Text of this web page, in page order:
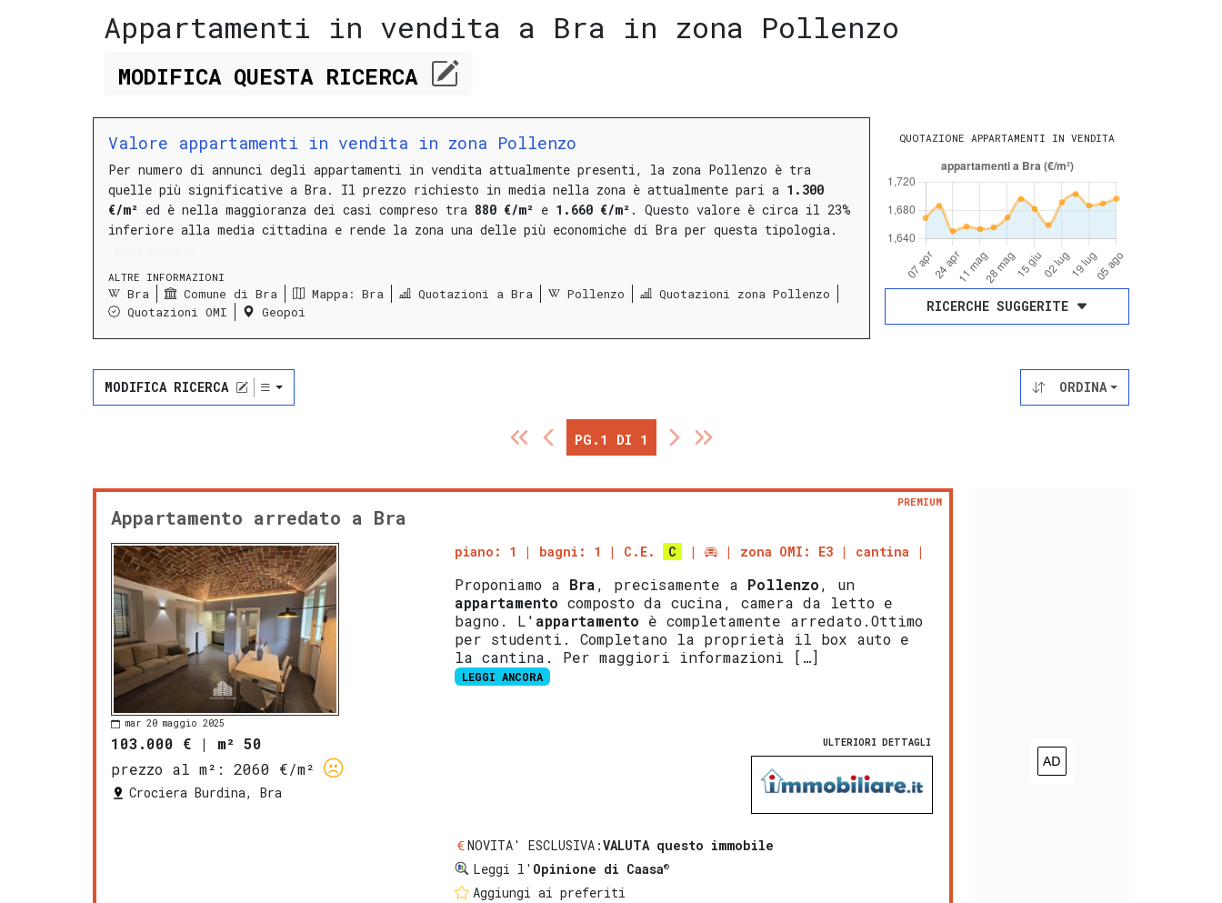
Appartamenti in vendita a Bra in zona Pollenzo
MODIFICA QUESTARICERCA
Valore appartamenti in vendita in zona Pollenzo
Per numero di annunci degli appartamenti in vendita attualmente presenti, la zona Pollenzo è tra
quelle più significative a Bra.
Il prezzo richiesto in media nella zona è attualmente pari a 1.300
€/m² ed è nella maggioranza dei casi compreso tra 880 €/m² e 1.660 €/m² . Questo valore è circa il 23%
inferiore alla media cittadina e rende la zona una delle più economiche di Bra per questa tipologia.
ALTRE INFORMAZIONI
Bra Comune di Bra Mappa: Bra Quotazioni a Bra Pollenzo
Quotazioni zona Pollenzo
Quotazioni OMI
Geopoi
QUOTAZIONE APPARTAMENTI IN VENDITA
RICERCHE SUGGERITE
MODIFICA RICERCA ORDINA
PG.1 DI 1
Appartamento arredato a Bra
PREMIUM
mar 20 maggio 2025
103.000 € | m² 50
prezzo al m²:
2060 €/m²
Crociera Burdina, Bra
piano: 1 bagni: 1 C.E. C zona OMI: E3 cantina
Proponiamo a Bra, precisamente a Pollenzo, un
appartamento composto da cucina, camera da letto e
bagno. L' appartamento è completamente arredato.Ottimo
per studenti. Completano la proprietà il box auto e
la cantina. Per maggiori informazioni […]
LEGGI ANCORA
ULTERIORI DETTAGLI
NOVITA' ESCLUSIVA:VALUTA questo immobile
Leggi l' Opinione di Caasa®
Aggiungi ai preferiti